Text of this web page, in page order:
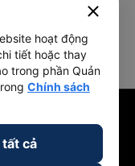
close
hoạt động
tiết hoặc thay
trong phần Quản
Chính sách
cả